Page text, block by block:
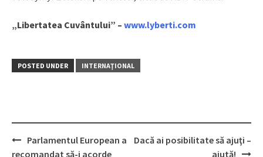
„Libertatea Cuvântului” – www.lyberti.com
POSTED UNDER INTERNAŢIONAL
Parlamentul European a
recomandat să-i acorde
Dacă ai posibilitate să ajuţi –
ajută!